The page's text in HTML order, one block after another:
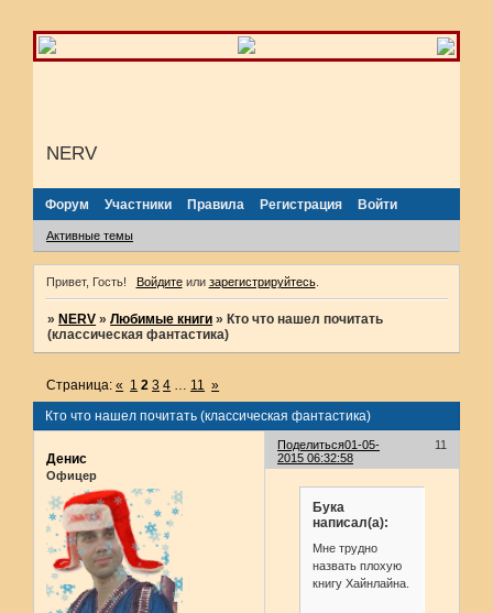
NERV
Форум Участники Правила Регистрация Войти
Активные темы
Привет, Гость! Войдитеили зарегистрируйтесь.
»NERV »Любимые книги »Кто что нашел почитать
(классическая фантастика)
Кто что нашел почитать (классическая фантастика)
Страница:« 1 2 3 4 … 11 »
Поделиться 11
01-05-
2015 06:32:58
Денис
Офицер
Бука
написал(а):
Мне трудно
назвать плохую
книгу Хайнлайна.